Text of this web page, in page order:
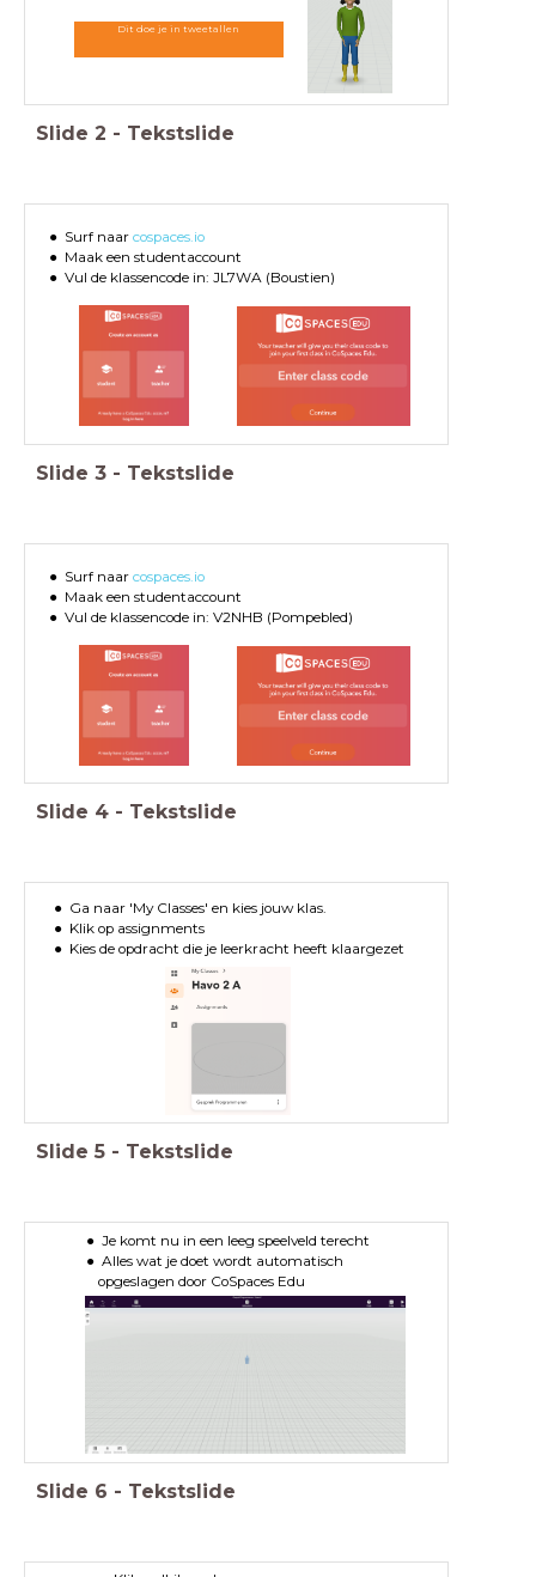
Dit doe je in tweetallen
Slide 2 - Tekstslide
Surf naar cospaces.io
Maak een studentaccount
Vul de klassencode in: JL7WA (Boustien)
Slide 3 - Tekstslide
Surf naar cospaces.io
Maak een studentaccount
Vul de klassencode in: V2NHB (Pompebled)
Slide 4 - Tekstslide
Ga naar 'My Classes' en kies jouw klas.
Klik op assignments
Kies de opdracht die je leerkracht heeft klaargezet
Slide 5 - Tekstslide
Je komt nu in een leeg speelveld terecht
Alles wat je doet wordt automatisch
opgeslagen door CoSpaces Edu
Slide 6 - Tekstslide